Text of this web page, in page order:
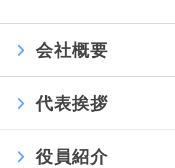
会社概要
代表挨拶
役員紹介